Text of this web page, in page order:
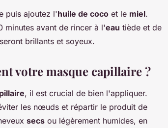
puis ajoutez l'huile de coco et le miel.
minutes avant de rincer à l'eau tiède et de
seront brillants et soyeux.
votre masque capillaire ?
, il est crucial de bien l'appliquer.
les nœuds et répartir le produit de
secs ou légèrement humides, en